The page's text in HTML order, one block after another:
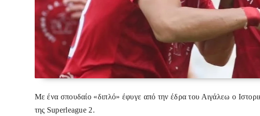
Με ένα σπουδαίο «διπλό» έφυγε από την έδρα του Αιγάλεω ο
της Superleague 2.